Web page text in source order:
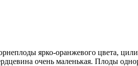
ярко-оранжевого цвета,
очень маленькая. Плоды